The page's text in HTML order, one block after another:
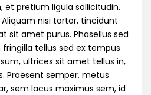
et pretium ligula sollicitudin.
nisi tortor, tincidunt
sit amet purus. Phasellus sed
tellus sed ex tempus
ultrices sit amet tellus in,
Praesent semper, metus
sem lacus maximus sem, id